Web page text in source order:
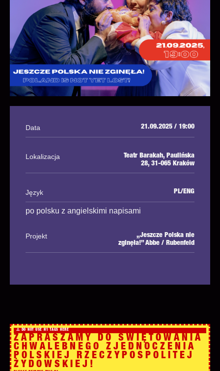
Data 21.09.2025 / 19:00
Lokalizacja
Teatr Barakah, Paulińska
28, 31-065 Kraków
Język PL/ENG
po polsku z angielskimi napisami
Projekt
„Jeszcze Polska nie
zginęła!” Abbe / Rubenfeld
ZAPRASZAMY DO ŚWIĘTOWANIA
CHWALEBNEGO ZJEDNOCZENIA
POLSKIEJ RZECZYPOSPOLITEJ
ŻYDOWSKIEJ!